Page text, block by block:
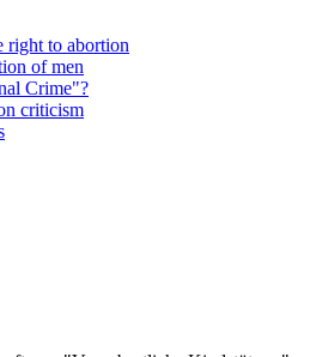
right to abortion
of men
Crime"?
criticism